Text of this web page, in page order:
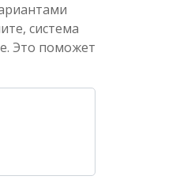
система
Это поможет